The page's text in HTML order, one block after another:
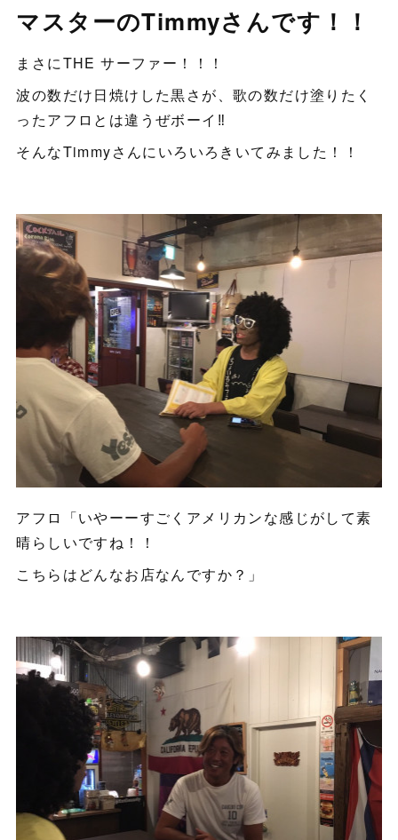
マスターのTimmyさんです！！
まさにTHE サーファー！！！
波の数だけ日焼けした黒さが、歌の数だけ塗りたく
ったアフロとは違うぜボーイ‼︎
そんなTimmyさんにいろいろきいてみました！！
アフロ「いやーーすごくアメリカンな感じがして素
晴らしいですね！！
こちらはどんなお店なんですか？」